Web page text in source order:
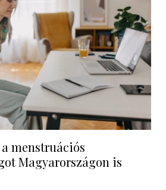
menstruációs
Magyarországon is